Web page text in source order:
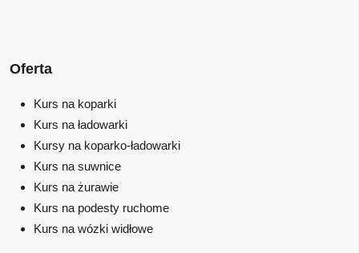
Oferta
Kurs na koparki
Kurs na ładowarki
Kursy na koparko-ładowarki
Kurs na suwnice
Kurs na żurawie
Kurs na podesty ruchome
Kurs na wózki widłowe